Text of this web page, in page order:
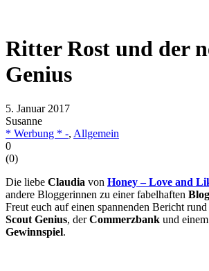
Ritter Rost und der
Genius
5. Januar 2017
Susanne
* Werbung * -, Allgemein
0
(0)
Die liebe Claudia von Honey – Love and
andere Bloggerinnen zu einer fabelhaften
Freut euch auf einen spannenden Bericht
Scout Genius, derCommerzbank und
Gewinnspiel.